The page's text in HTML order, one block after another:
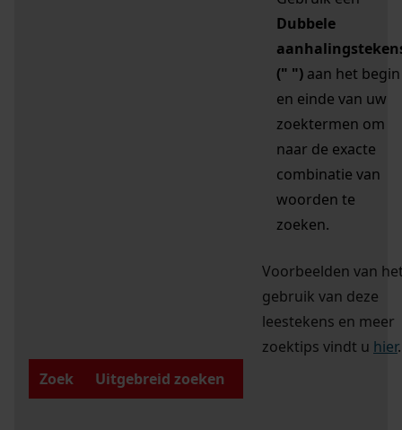
Dubbele
(" ") aan het begin
en einde van uw
zoektermen om
naar de exacte
combinatie van
woorden te
zoeken.
Voorbeelden van
gebruik van deze
leestekens en meer
zoektips vindt u hier.
Zoek
Uitgebreid zoeken